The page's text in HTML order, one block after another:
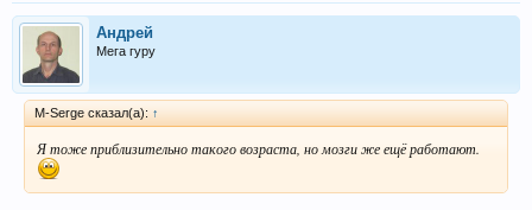
Андрей
Мега гуру
M-Serge сказал(а): ↑
Я тоже приблизительно такого возраста, но мозги же ещё работают.